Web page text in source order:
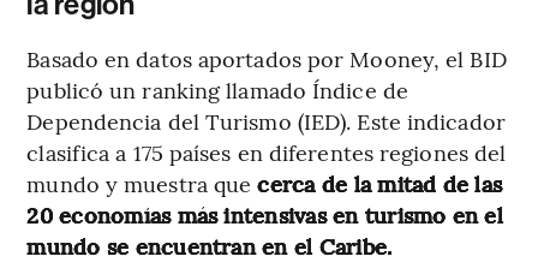
Basado en datos aportados por Mooney, el BID
publicó un ranking llamado Índice de
Dependencia del Turismo (IED). Este indicador
clasifica a 175 países en diferentes regiones del
mundo y muestra quecerca de la mitad de las
20 economías más intensivas en turismo en el
mundo se encuentran en el Caribe.